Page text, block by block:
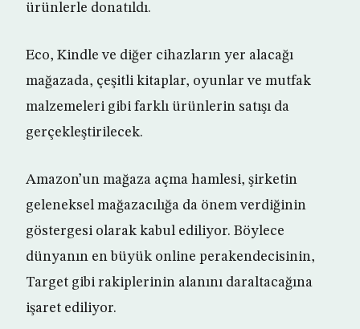
ürünlerle donatıldı.
Eco, Kindle ve diğer cihazların yer alacağı
mağazada, çeşitli kitaplar, oyunlar ve mutfak
malzemeleri gibi farklı ürünlerin satışı da
gerçekleştirilecek.
Amazon’un mağaza açma hamlesi, şirketin
geleneksel mağazacılığa da önem verdiğinin
göstergesi olarak kabul ediliyor. Böylece
dünyanın en büyük online perakendecisinin,
Target gibi rakiplerinin alanını daraltacağına
işaret ediliyor.